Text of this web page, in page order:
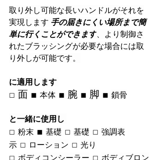
取り外し可能な長いハンドルがそれを
実現します 手の届きにくい場所まで簡
単に行くことができます、より制御さ
れたブラッシングが必要な場合には取
り外しが可能です。
に適用します
□ 面 ■ 本体 ■ 腕 ■ 脚 ■ 鎖骨
と一緒に使用し
□ 粉末 ■ 基礎 □ 基礎 □ 強調表
示 □ ローション □ 光り
□ ボディコンシーラー □ ボディブロン